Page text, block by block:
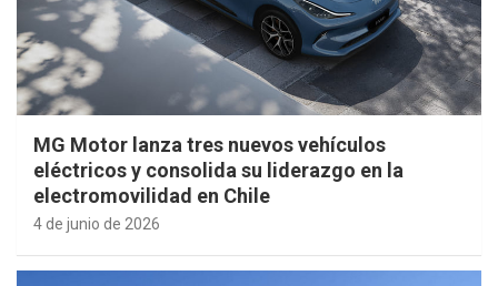
MG Motor lanza tres nuevos vehículos
eléctricos y consolida su liderazgo en la
electromovilidad en Chile
4 de junio de 2026